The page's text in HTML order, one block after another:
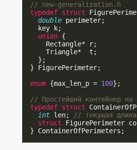
// new-generalization.h
typedef struct
double perimeter;
    key k;
union {
      Rectangle* r;
      Triangle*  t;
    };
  } FigurePerimeter;
enum {max_len_p = 100};
// Простейший контейнер на
typedef struct
int len;
// текущая длина
struct FigurePerimeter
  } ContainerOfPerimeters;